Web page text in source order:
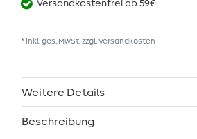
Versandkostenfrei ab 59€
* inkl. ges. MwSt. zzgl.Versandkosten
Weitere Details
Beschreibung